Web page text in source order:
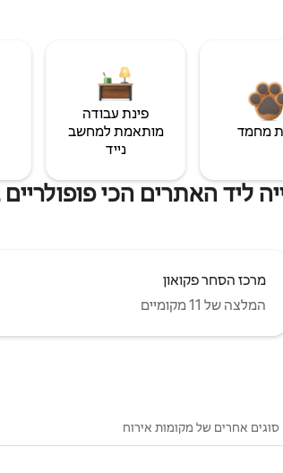
מחמד
פינת עבודה
מותאמת למחשב
נייד
ליד האתרים הכי
מרכז הסחר פקואון
המלצה של 11 מקומיים
סוגים אחרים של מקומות אירוח